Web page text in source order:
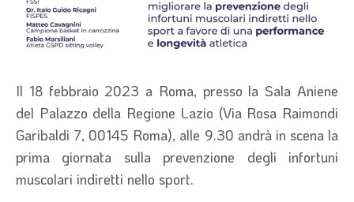
Il 18 febbraio 2023 a Roma, presso la Sala Aniene
del Palazzo della Regione Lazio (Via Rosa Raimondi
Garibaldi 7, 00145 Roma), alle 9.30 andrà in scena la
prima giornata sulla prevenzione degli infortuni
muscolari indiretti nello sport.